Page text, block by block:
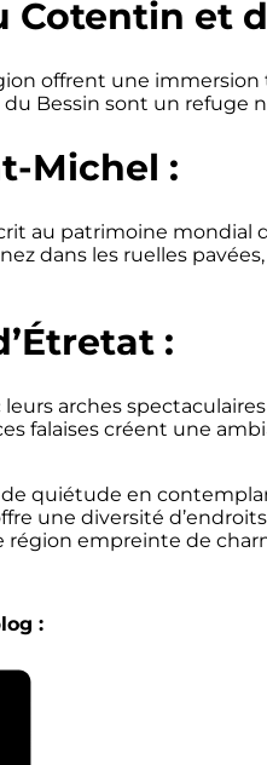
Cotentin et
offrent une immersion
Bessin sont un refuge
Michel :
au patrimoine mondial
dans les ruelles
:
leurs arches
falaises créent une
quiétude en
une diversité
empreinte de
: